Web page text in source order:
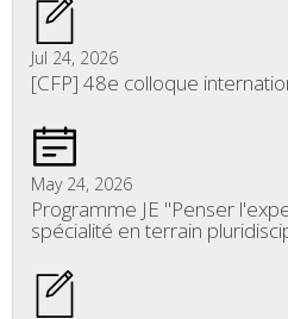
Jul 24, 2026
[CFP] 48e colloque
May 24, 2026
Programme JE "Penser
spécialité en terrain